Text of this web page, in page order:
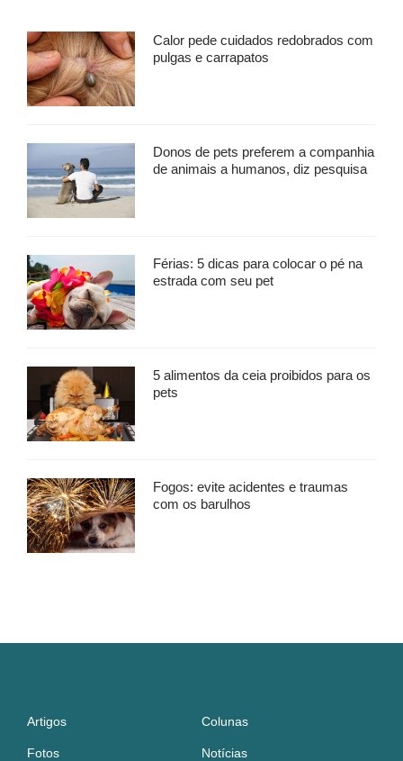
Calor pede cuidados redobrados com
pulgas e carrapatos
Donos de pets preferem a companhia
de animais a humanos, diz pesquisa
Férias: 5 dicas para colocar o pé na
estrada com seu pet
5 alimentos da ceia proibidos para os
pets
Fogos: evite acidentes e traumas
com os barulhos
Artigos Colunas
Fotos Notícias